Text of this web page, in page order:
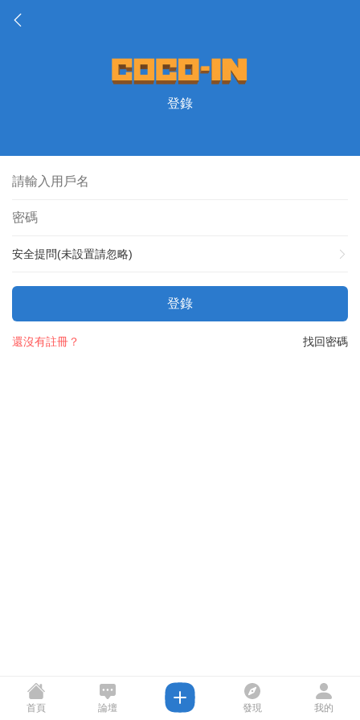
登錄
安全提問(未設置請忽略)
登錄
找回密碼
還沒有註冊？
首頁 論壇 發現 我的